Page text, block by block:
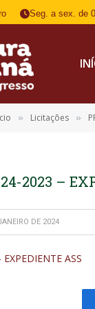
Seg. a sex. de
» Licitações »
2023 –
DE 2024
ASS